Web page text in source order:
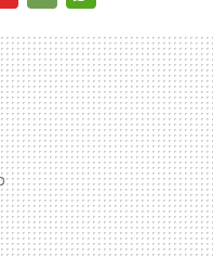
MAIL